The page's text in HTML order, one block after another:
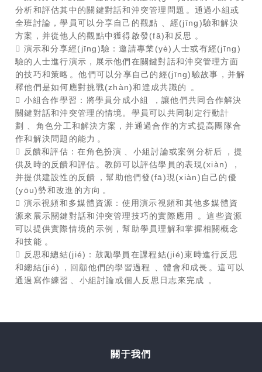
分析和評估其中的關鍵對話和沖突管理問題。通過小組或
全班討論，學員可以分享自己的觀點、經(jīng)驗和解決
方案，并從他人的觀點中獲得啟發(fā)和反思。
 演示和分享經(jīng)驗：邀請專業(yè)人士或有經(jīng)
驗的人士進行演示，展示他們在關鍵對話和沖突管理方面
的技巧和策略。他們可以分享自己的經(jīng)驗故事，并解
釋他們是如何應對挑戰(zhàn)和達成共識的。
 小組合作學習：將學員分成小組，讓他們共同合作解決
關鍵對話和沖突管理的情境。學員可以共同制定行動計
劃、角色分工和解決方案，并通過合作的方式提高團隊合
作和解決問題的能力。
 反饋和評估：在角色扮演、小組討論或案例分析后，提
供及時的反饋和評估。教師可以評估學員的表現(xiàn)，
并提供建設性的反饋，幫助他們發(fā)現(xiàn)自己的優
(yōu)勢和改進的方向。
 演示視頻和多媒體資源：使用演示視頻和其他多媒體資
源來展示關鍵對話和沖突管理技巧的實際應用。這些資源
可以提供實際情境的示例，幫助學員理解和掌握相關概念
和技能。
 反思和總結(jié)：鼓勵學員在課程結(jié)束時進行反思
和總結(jié)，回顧他們的學習過程、體會和成長。這可以
通過寫作練習、小組討論或個人反思日志來完成。
關于我們